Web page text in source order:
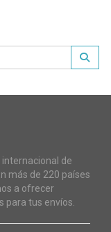
internacional de
más de 220 países
a ofrecer
para tus envíos.